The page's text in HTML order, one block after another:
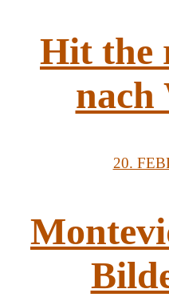
Hit the
nach
20.